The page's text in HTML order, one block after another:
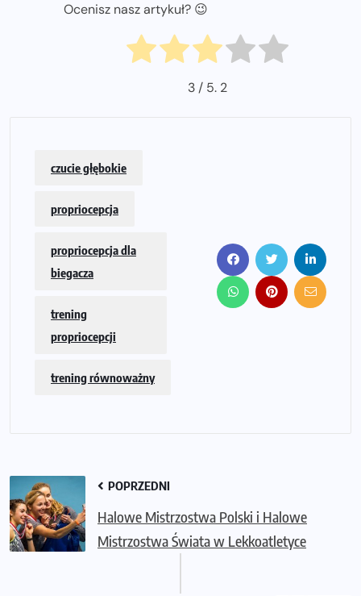
Ocenisz nasz artykuł? 😉
3 / 5. 2
czucie głębokie
propriocepcja
propriocepcja dla
biegacza
trening
propriocepcji
trening równoważny
POPRZEDNI
Halowe Mistrzostwa Polski i Halowe
Mistrzostwa Świata w Lekkoatletyce